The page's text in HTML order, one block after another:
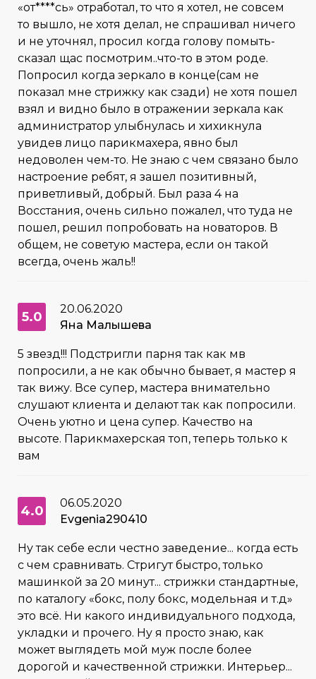
«от****сь» отработал, то что я хотел, не совсем
то вышло, не хотя делал, не спрашивал ничего
и не уточнял, просил когда голову помыть-
сказал щас посмотрим..что-то в этом роде.
Попросил когда зеркало в конце(сам не
показал мне стрижку как сзади) не хотя пошел
взял и видно было в отражении зеркала как
администратор улыбнулась и хихикнула
увидев лицо парикмахера, явно был
недоволен чем-то. Не знаю с чем связано было
настроение ребят, я зашел позитивный,
приветливый, добрый. Был раза 4 на
Восстания, очень сильно пожалел, что туда не
пошел, решил попробовать на новаторов. В
общем, не советую мастера, если он такой
всегда, очень жаль!!
5.0
20.06.2020
Яна Малышева
5 звезд!!! Подстригли парня так как мв
попросили, а не как обычно бывает, я мастер я
так вижу. Все супер, мастера внимательно
слушают клиента и делают так как попросили.
Очень уютно и цена супер. Качество на
высоте. Парикмахерская топ, теперь только к
вам
4.0
06.05.2020
Evgenia290410
Ну так себе если честно заведение... когда есть
с чем сравнивать. Стригут быстро, только
машинкой за 20 минут... стрижки стандартные,
по каталогу «бокс, полу бокс, модельная и т.д»
это всё. Ни какого индивидуального подхода,
укладки и прочего. Ну я просто знаю, как
может выглядеть мой муж после более
дорогой и качественной стрижки. Интерьер...